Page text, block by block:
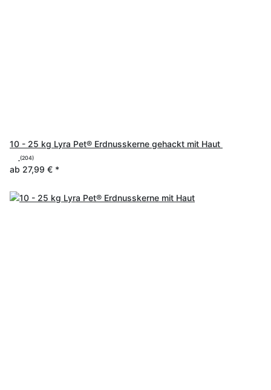
10 - 25 kg Lyra Pet® Erdnusskerne gehackt mit Haut
(204)
ab 27,99 € *